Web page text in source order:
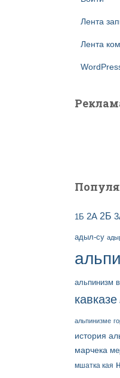
Лента
Лента
1Б 2А 2Б
адыл-су
альпинизм
кавказе
альпинизме
история
марчека
мшатка кая